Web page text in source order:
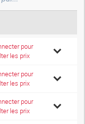
pour
les prix
pour
les prix
pour
les prix